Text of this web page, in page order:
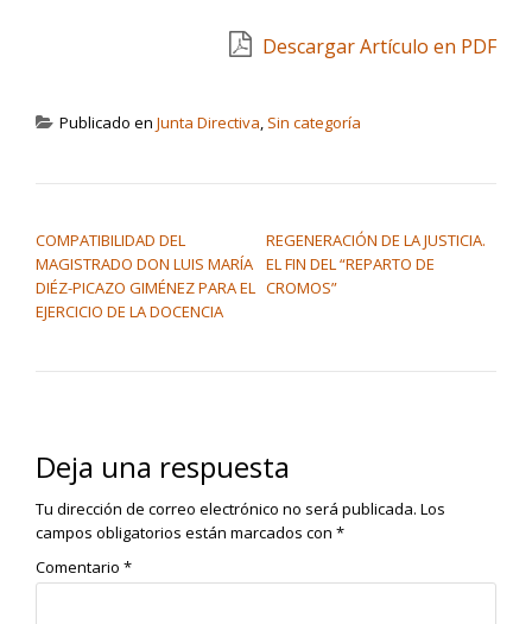
Descargar Artículo en PDF
Publicado en Junta Directiva, Sin categoría
COMPATIBILIDAD DEL
MAGISTRADO DON LUIS MARÍA
DIÉZ-PICAZO GIMÉNEZ PARA EL
EJERCICIO DE LA DOCENCIA
REGENERACIÓN DE LA JUSTICIA.
EL FIN DEL “REPARTO DE
CROMOS”
Deja una respuesta
Tu dirección de correo electrónico no será publicada. Los
campos obligatorios están marcados con *
Comentario *